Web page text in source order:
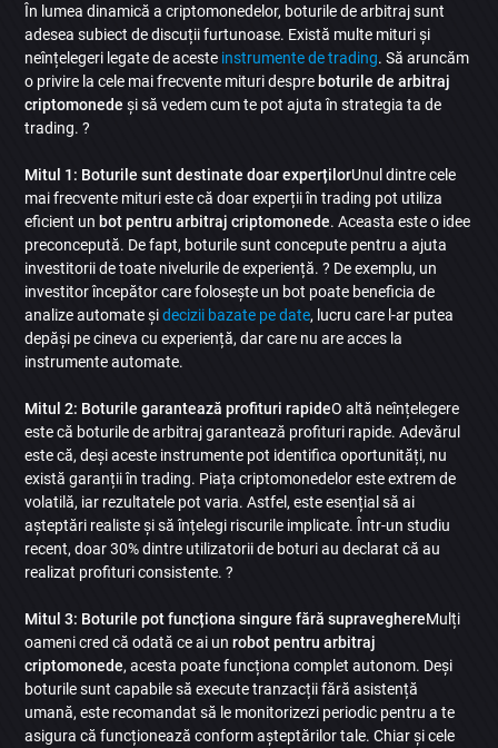
În lumea dinamică a criptomonedelor, boturile de arbitraj sunt
adesea subiect de discuții furtunoase. Există multe mituri și
neînțelegeri legate de aceste instrumente de trading. Să aruncăm
o privire la cele mai frecvente mituri despre boturile de arbitraj
criptomonede și să vedem cum te pot ajuta în strategia ta de
trading. ?
Mitul 1: Boturile sunt destinate doar experțilorUnul dintre cele
mai frecvente mituri este că doar experții în trading pot utiliza
eficient un bot pentru arbitraj criptomonede. Aceasta este o idee
preconcepută. De fapt, boturile sunt concepute pentru a ajuta
investitorii de toate nivelurile de experiență. ? De exemplu, un
investitor începător care folosește un bot poate beneficia de
analize automate șidecizii bazate pe date, lucru care l-ar putea
depăși pe cineva cu experiență, dar care nu are acces la
instrumente automate.
Mitul 2: Boturile garantează profituri rapideO altă neînțelegere
este că boturile de arbitraj garantează profituri rapide. Adevărul
este că, deși aceste instrumente pot identifica oportunități, nu
există garanții în trading. Piața criptomonedelor este extrem de
volatilă, iar rezultatele pot varia. Astfel, este esențial să ai
așteptări realiste și să înțelegi riscurile implicate. Într-un studiu
recent, doar 30% dintre utilizatorii de boturi au declarat că au
realizat profituri consistente. ?
Mitul 3: Boturile pot funcționa singure fără supraveghereMulți
oameni cred că odată ce ai unrobot pentru arbitraj
criptomonede, acesta poate funcționa complet autonom. Deși
boturile sunt capabile să execute tranzacții fără asistență
umană, este recomandat să le monitorizezi periodic pentru a te
asigura că funcționează conform așteptărilor tale. Chiar și cele